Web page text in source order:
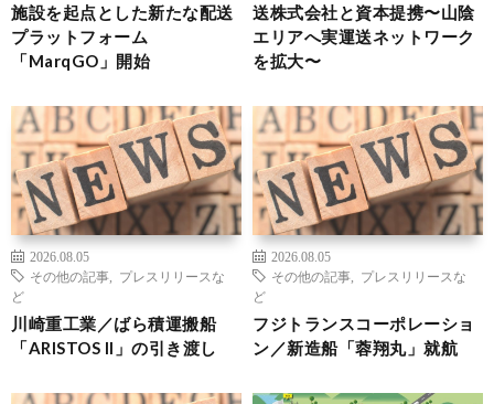
施設を起点とした新たな配送
プラットフォーム
「MarqGO」開始
送株式会社と資本提携〜山陰
エリアへ実運送ネットワーク
を拡大〜
2026.08.05
その他の記事
プレスリリースな
ど
川崎重工業／ばら積運搬船
「ARISTOS II」の引き渡し
2026.08.05
その他の記事
プレスリリースな
ど
フジトランスコーポレーショ
ン／新造船「蓉翔丸」就航